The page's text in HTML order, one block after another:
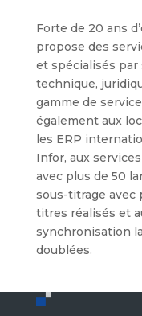
Forte de 20 ans
propose des
et spécialisés par
technique,
gamme de
également aux
les ERP
Infor, aux
avec plus de 50
sous-titrage avec
titres réalisés et
synchronisation
doublées.